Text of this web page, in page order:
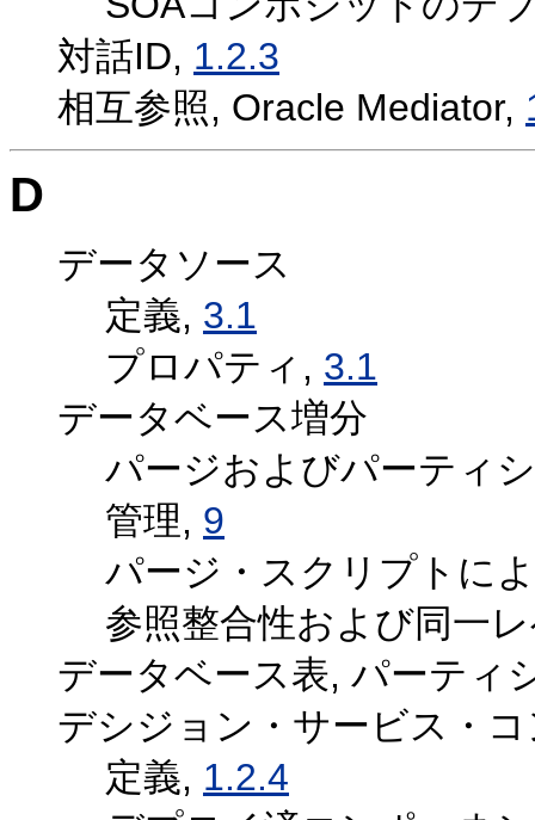
対話ID, 1.2.3
相互参照, Oracle Mediator,
D
データソース
定義, 3.1
プロパティ, 3.1
データベース増分
パージおよびパーティ
管理, 9
パージ・スクリプトに
参照整合性および同一
データベース表, パーティ
デシジョン・サービス・
定義, 1.2.4